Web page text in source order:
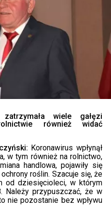
wiele gałęzi
również widać
Koronawirus wpłynął
w tym również na rolnictwo,
handlowa, pojawiły się
roślin. Szacuje się, że
od dziesięcioleci, w którym
Należy przypuszczać, że w
nie pozostanie bez wpływu